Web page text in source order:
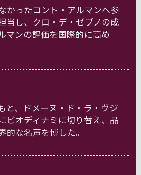
かったコント・アルマンへ参
当し、クロ・デ・ゼプノの成
マンの評価を国際的に高め
と、ドメーヌ・ド・ラ・ヴジ
ビオディナミに切り替え、品
的な名声を博した。